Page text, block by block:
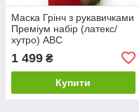
Маска Грінч з рукавичками
Преміум набір (латекс/
хутро) АВС
1 499 ₴
Купити